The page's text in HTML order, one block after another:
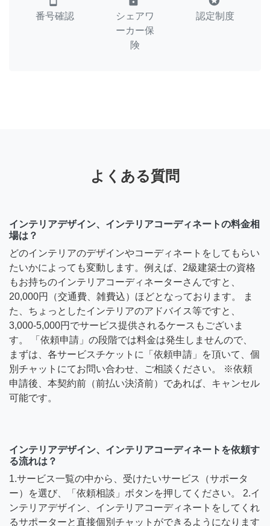
番号確認
シェアワ
ーカー保
険
認定制度
よくある質問
インテリアデザイン、インテリアコーディネートの料金相
場は？
どのインテリアのデザインやコーディネートをしてもらい
たいかによっても変動します。例えば、2級建築士の資格
もお持ちのインテリアコーディネーターさんですと、
20,000円（交通費、雑費込）ほどとなっております。 ま
た、ちょっとしたインテリアのアドバイス等ですと、
3,000-5,000円でサービス提供されるケースもございま
す。 「依頼申請」の段階では料金は発生しませんので、
まずは、各サービスチケットに「依頼申請」を頂いて、個
別チャットにてお問い合わせ、ご相談ください。 ※依頼
申請後、本契約前（前払い決済前）であれば、キャンセル
可能です。
インテリアデザイン、インテリアコーディネートを依頼す
る流れは？
1.サービス一覧の中から、受けたいサービス（サポータ
ー）を選び、「依頼相談」ボタンを押してください。 2.イ
ンテリアデザイン、インテリアコーディネートをしてくれ
るサポーターと直接個別チャットができるようになります